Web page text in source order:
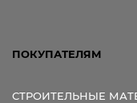
ПОКУПАТЕЛЯМ
СТРОИТЕЛЬНЫЕ